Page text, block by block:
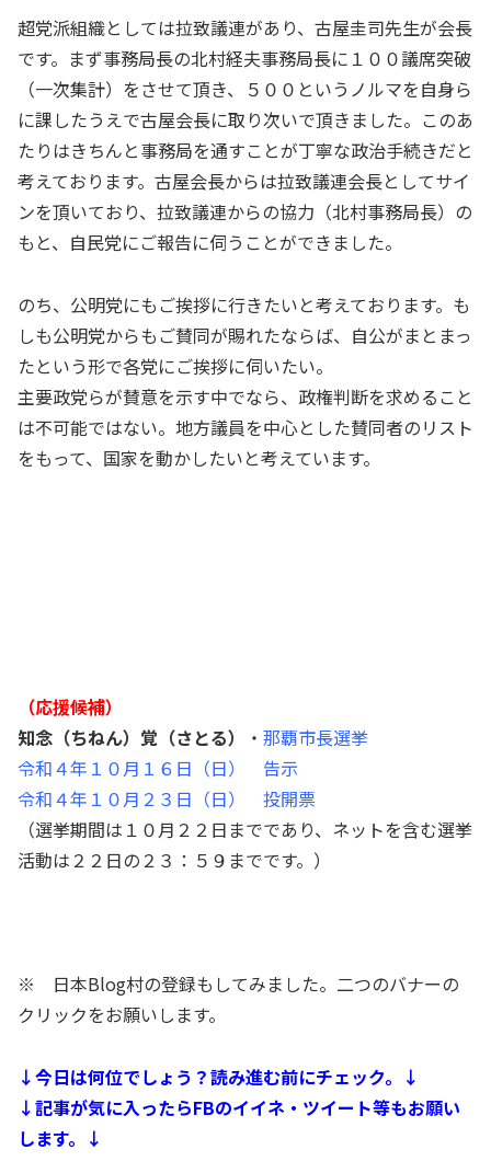
超党派組織としては拉致議連があり、古屋圭司先生が会長
です。まず事務局長の北村経夫事務局長に１００議席突破
（一次集計）をさせて頂き、５００というノルマを自身ら
に課したうえで古屋会長に取り次いで頂きました。このあ
たりはきちんと事務局を通すことが丁寧な政治手続きだと
考えております。古屋会長からは拉致議連会長としてサイ
ンを頂いており、拉致議連からの協力（北村事務局長）の
もと、自民党にご報告に伺うことができました。
のち、公明党にもご挨拶に行きたいと考えております。も
しも公明党からもご賛同が賜れたならば、自公がまとまっ
たという形で各党にご挨拶に伺いたい。
主要政党らが賛意を示す中でなら、政権判断を求めること
は不可能ではない。地方議員を中心とした賛同者のリスト
をもって、国家を動かしたいと考えています。
（応援候補）
知念（ちねん）覚（さとる）
・ 那覇市長選挙
令和４年１０月１６日（日） 告示
令和４年１０月２３日（日） 投開票
（選挙期間は１０月２２日までであり、ネットを含む選挙
活動は２２日の２３：５９までです。）
※ 日本Blog村の登録もしてみました。二つのバナーの
クリックをお願いします。
↓今日は何位でしょう？読み進む前にチェック。↓
↓記事が気に入ったらFBのイイネ・ツイート等もお願い
します。↓